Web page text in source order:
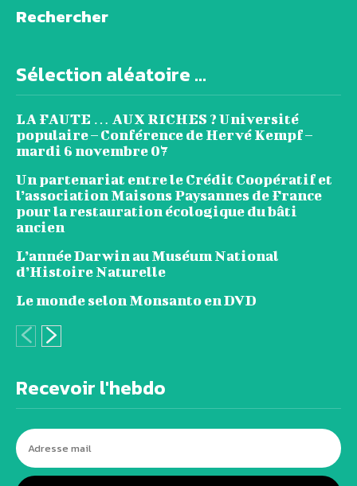
Rechercher
Sélection aléatoire ...
LA FAUTE … AUX RICHES ? Université
populaire – Conférence de Hervé Kempf –
mardi 6 novembre 07
Un partenariat entre le Crédit Coopératif et
l’association Maisons Paysannes de France
pour la restauration écologique du bâti
ancien
L’année Darwin au Muséum National
d’Histoire Naturelle
Le monde selon Monsanto en DVD
Recevoir l'hebdo